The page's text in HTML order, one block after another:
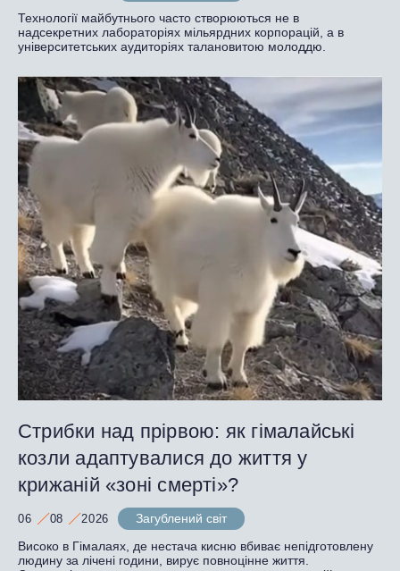
Технології майбутнього часто створюються не в
надсекретних лабораторіях мільярдних корпорацій, а в
університетських аудиторіях талановитою молоддю.
Стрибки над прірвою: як гімалайські
козли адаптувалися до життя у
крижаній «зоні смерті»?
06 08 2026
Загублений світ
Високо в Гімалаях, де нестача кисню вбиває непідготовлену
людину за лічені години, вирує повноцінне життя.